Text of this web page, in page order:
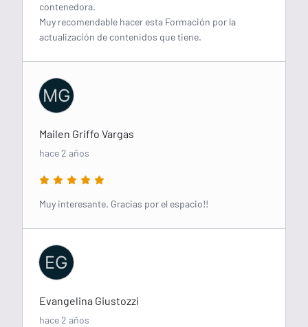
contenedora.
Muy recomendable hacer esta Formación por la
actualización de contenidos que tiene.
MG
Mailen Griffo Vargas
hace 2 años
Muy interesante. Gracias por el espacio!!
EG
Evangelina Giustozzi
hace 2 años